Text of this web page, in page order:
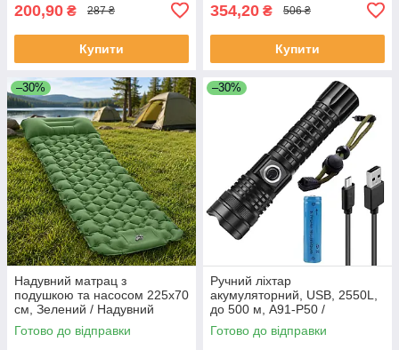
200,90 ₴ 287 ₴
Купити
354,20 ₴ 506 ₴
Купити
–30%
Надувний матрац з
подушкою та насосом 225х70
см, Зелений / Надувний
каремат туристичний
Готово до відправки
–30%
Ручний ліхтар
акумуляторний, USB, 2550L,
до 500 м, A91-P50 /
Водонепроникний ліхтарик /
Тактичний ліхтар
Готово до відправки